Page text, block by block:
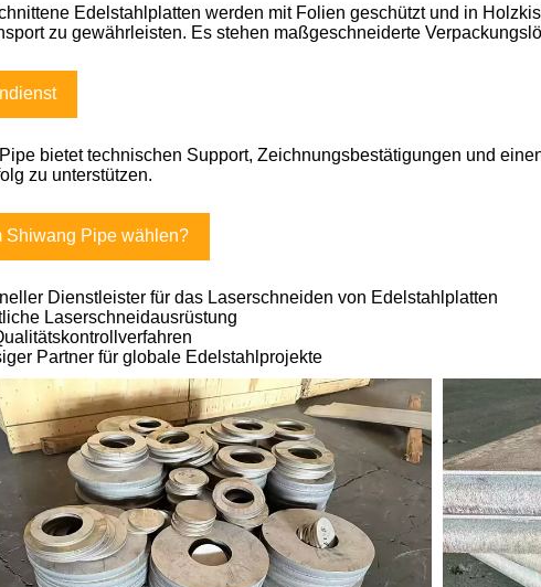
Edelstahlplatten werden mit Folien geschützt und in
zu gewährleisten. Es stehen maßgeschneiderte
bietet technischen Support, Zeichnungsbestätigungen und
zu unterstützen.
Shiwang Pipe wählen?
Dienstleister für das Laserschneiden von Edelstahlplatten
Laserschneidausrüstung
Partner für globale Edelstahlprojekte